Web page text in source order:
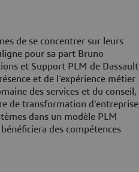
de se concentrer sur leurs
pour sa part Bruno
et Support PLM de Dassault
et de l’expérience métier
des services et du conseil,
de transformation
dans un modèle PLM
des compétences